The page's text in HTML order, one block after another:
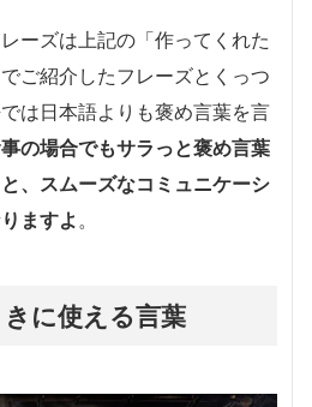
ーズは上記の「作ってくれた
ご紹介したフレーズとくっつ
は日本語よりも褒め言葉を言
の場合でもサラっと褒め言葉
、スムーズなコミュニケーシ
ますよ 。
に使える言葉